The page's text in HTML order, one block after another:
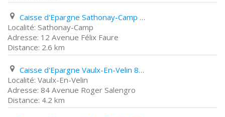
Caisse d'Epargne Sathonay-Camp 12 Avenue Félix Faure
Sathonay-Camp
12 Avenue Félix Faure
2.6 km
Caisse d'Epargne Vaulx-En-Velin 84 Avenue Roger Salengro
Vaulx-En-Velin
84 Avenue Roger Salengro
4.2 km